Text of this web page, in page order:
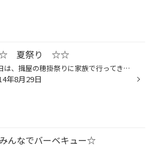
夏祭り ☆☆
昨日は、揖屋の穂掛祭りに家族で行ってきました(^^)v 最近は、雨で祭りが中止になったりで、行けなかった ので、娘も大喜び♪ 島根を愛する路上詩人＆筆文字伝えたい人の「こーた」 さんが出店されてまして、書いていただきました！！ 顔を見てインスピレーションで詩を書いて下さるんですが、 その...
年8月29日
んなでバーベキュー☆